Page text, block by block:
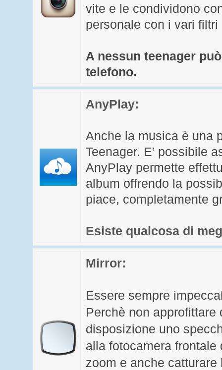
vite e le condividono
personale con i vari filtri
A nessun teenager
telefono.
AnyPlay:
Anche la musica è una
Teenager. E’ possibile
AnyPlay permette
album offrendo la
piace, completamente
Esiste qualcosa di
Mirror:
Essere sempre
Perchè non
disposizione uno
alla fotocamera
zoom e anche catturare